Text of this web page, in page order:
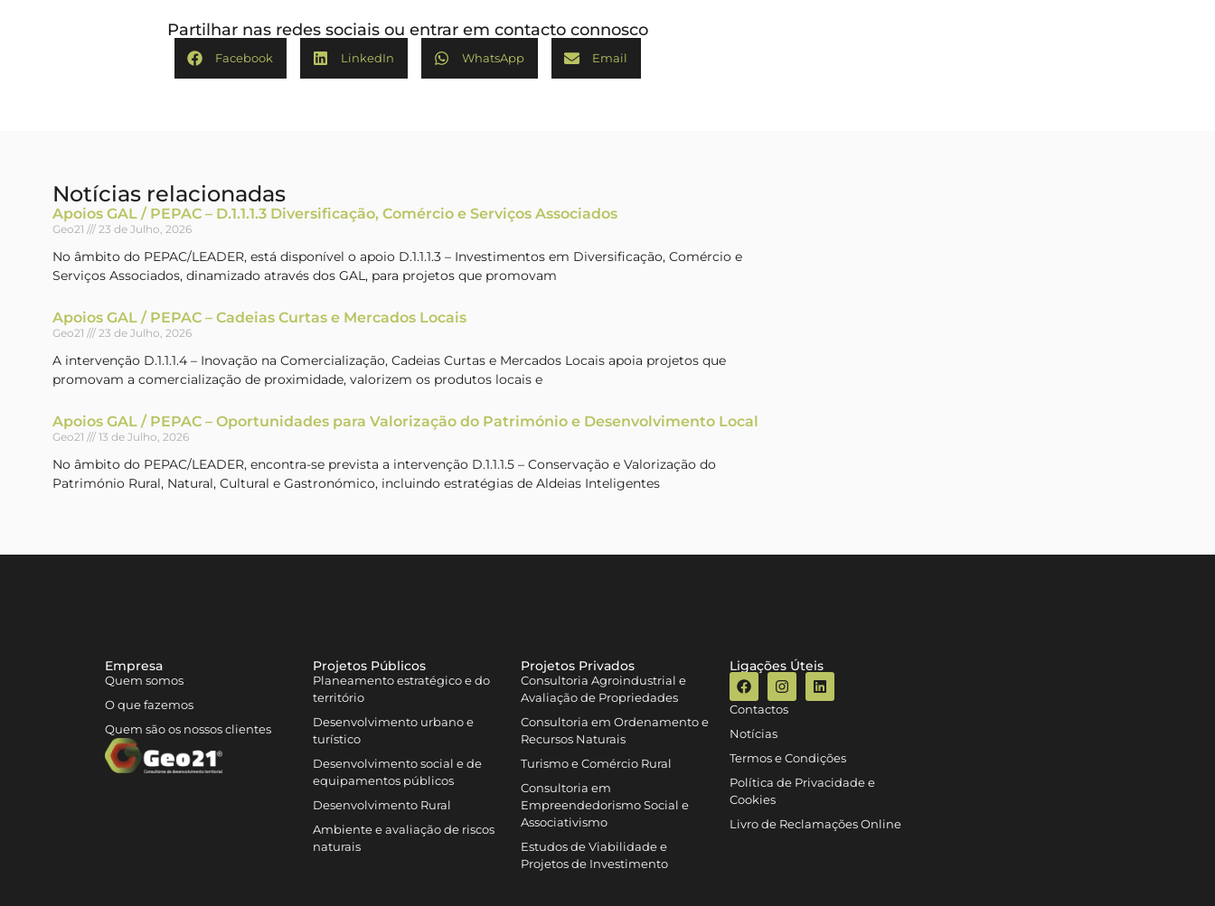
Partilhar nas redes sociais ou entrar em contacto connosco
Facebook LinkedIn WhatsApp Email
Notícias relacionadas
Apoios GAL / PEPAC – D.1.1.1.3 Diversificação, Comércio e Serviços Associados
Geo21 23 de Julho, 2026
No âmbito do PEPAC/LEADER, está disponível o apoio D.1.1.1.3 – Investimentos em Diversificação, Comércio e
Serviços Associados, dinamizado através dos GAL, para projetos que promovam
Apoios GAL / PEPAC – Cadeias Curtas e Mercados Locais
Geo21 23 de Julho, 2026
A intervenção D.1.1.1.4 – Inovação na Comercialização, Cadeias Curtas e Mercados Locais apoia projetos que
promovam a comercialização de proximidade, valorizem os produtos locais e
Apoios GAL / PEPAC – Oportunidades para Valorização do Património e Desenvolvimento Local
Geo21 13 de Julho, 2026
No âmbito do PEPAC/LEADER, encontra-se prevista a intervenção D.1.1.1.5 – Conservação e Valorização do
Património Rural, Natural, Cultural e Gastronómico, incluindo estratégias de Aldeias Inteligentes
Empresa
Quem somos
O que fazemos
Quem são os nossos clientes
Projetos Públicos
Planeamento estratégico e do
território
Desenvolvimento urbano e
turístico
Desenvolvimento social e de
equipamentos públicos
Desenvolvimento Rural
Ambiente e avaliação de riscos
naturais
Projetos Privados
Consultoria Agroindustrial e
Avaliação de Propriedades
Consultoria em Ordenamento e
Recursos Naturais
Turismo e Comércio Rural
Consultoria em
Empreendedorismo Social e
Associativismo
Estudos de Viabilidade e
Projetos de Investimento
Ligações Úteis
Contactos
Notícias
Termos e Condições
Política de Privacidade e
Cookies
Livro de Reclamações Online